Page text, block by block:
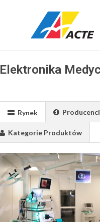
Elektronika
Rynek Producenci
Kategorie Produktów